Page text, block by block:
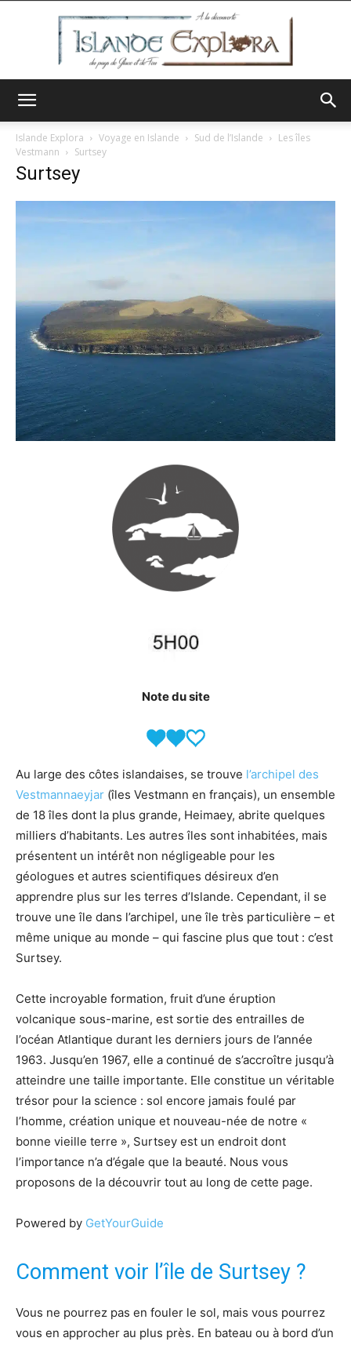
Islande Explora Voyage en Islande Sud de l’Islande
Les îles
Vestmann
Surtsey
Surtsey
Note du site
Au large des côtes islandaises, se trouve l’archipel des
Vestmannaeyjar (îles Vestmann en français), un ensemble
de 18 îles dont la plus grande, Heimaey, abrite quelques
milliers d’habitants. Les autres îles sont inhabitées, mais
présentent un intérêt non négligeable pour les
géologues et autres scientifiques désireux d’en
apprendre plus sur les terres d’Islande. Cependant, il se
trouve une île dans l’archipel, une île très particulière – et
même unique au monde – qui fascine plus que tout : c’est
Surtsey.
Cette incroyable formation, fruit d’une éruption
volcanique sous-marine, est sortie des entrailles de
l’océan Atlantique durant les derniers jours de l’année
1963. Jusqu’en 1967, elle a continué de s’accroître jusqu’à
atteindre une taille importante. Elle constitue un véritable
trésor pour la science : sol encore jamais foulé par
l’homme, création unique et nouveau-née de notre «
bonne vieille terre », Surtsey est un endroit dont
l’importance n’a d’égale que la beauté. Nous vous
proposons de la découvrir tout au long de cette page.
Powered by GetYourGuide
Comment voir l’île de Surtsey ?
Vous ne pourrez pas en fouler le sol, mais vous pourrez
vous en approcher au plus près. En bateau ou à bord d’un